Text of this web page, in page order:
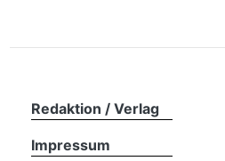
Redaktion / Verlag
Impressum